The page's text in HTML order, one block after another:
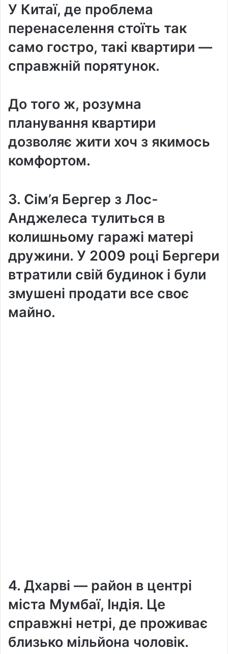
У Китаї, де проблема
перенаселення стоїть так
само гостро, такі квартири —
справжній порятунок.
До того ж, розумна
планування квартири
дозволяє жити хоч з якимось
комфортом.
3. Сім’я Бергер з Лос-
Анджелеса тулиться в
колишньому гаражі матері
дружини. У 2009 році Бергери
втратили свій будинок і були
змушені продати все своє
майно.
4. Дхарві — район в центрі
міста Мумбаї, Індія. Це
справжні нетрі, де проживає
близько мільйона чоловік.